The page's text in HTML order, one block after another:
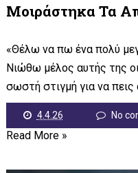
Μοιράστηκα Τα
«Θέλω να πω ένα πολύ
Νιώθω μέλος αυτής της
σωστή στιγμή για να πεις
4.4.26
No
Read More »